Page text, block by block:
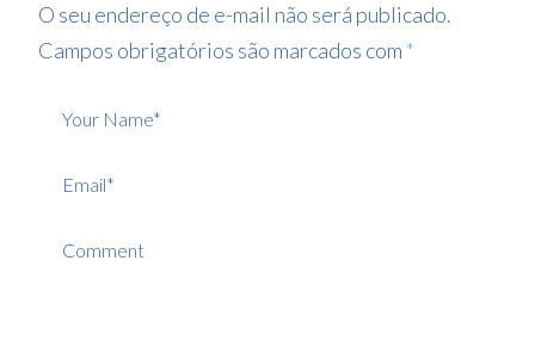
O seu endereço de e-mail não será publicado.
Campos obrigatórios são marcados com *
Your Name*
Email*
Comment